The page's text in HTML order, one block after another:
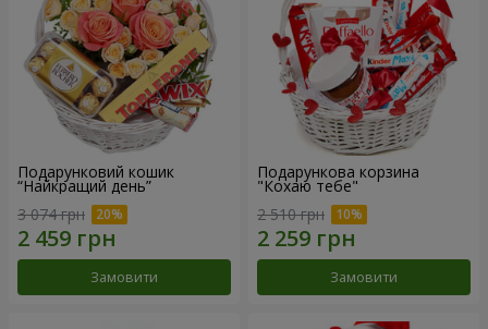
Подарунковий кошик
“Найкращий день”
3 074 грн
Замовити
Подарункова корзина
"Кохаю тебе"
2 510 грн
Замовити